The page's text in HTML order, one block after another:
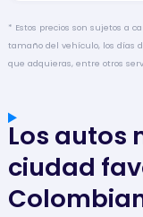
* Estos precios son sujetos a
tamaño del vehículo, los días
que adquieras, entre otros
Los autos
ciudad